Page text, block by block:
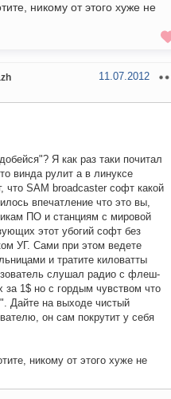
никому от этого хуже не
11.07.2012
Я как раз таки почитал
винда рулит а в линуксе
что SAM broadcaster софт какой
впечатление что это вы,
ПО и станциям с мировой
этот убогий софт без
УГ. Сами при этом ведете
и тратите киловатты
слушал радио с флеш-
за 1$ но с гордым чувством что
Дайте на выходе чистый
он сам покрутит у себя
никому от этого хуже не